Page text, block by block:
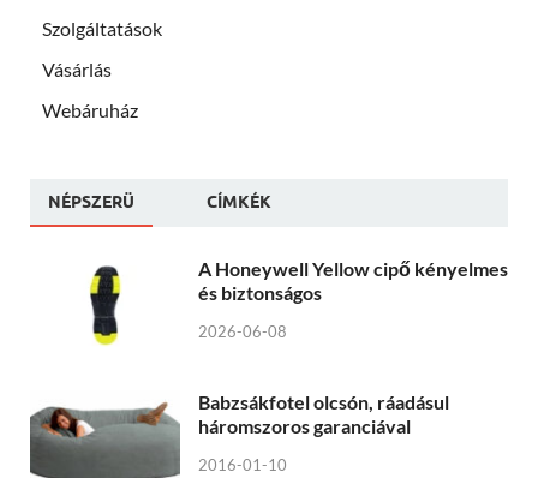
Szolgáltatások
Vásárlás
Webáruház
NÉPSZERÜ CÍMKÉK
A Honeywell Yellow cipő kényelmes
és biztonságos
2026-06-08
Babzsákfotel olcsón, ráadásul
háromszoros garanciával
2016-01-10